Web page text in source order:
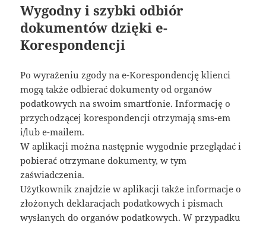
Wygodny i szybki odbiór
dokumentów dzięki e-
Korespondencji
Po wyrażeniu zgody na e-Korespondencję klienci
mogą także odbierać dokumenty od organów
podatkowych na swoim smartfonie. Informację o
przychodzącej korespondencji otrzymają sms-em
i/lub e-mailem.
W aplikacji można następnie wygodnie przeglądać i
pobierać otrzymane dokumenty, w tym
zaświadczenia.
Użytkownik znajdzie w aplikacji także informacje o
złożonych deklaracjach podatkowych i pismach
wysłanych do organów podatkowych. W przypadku